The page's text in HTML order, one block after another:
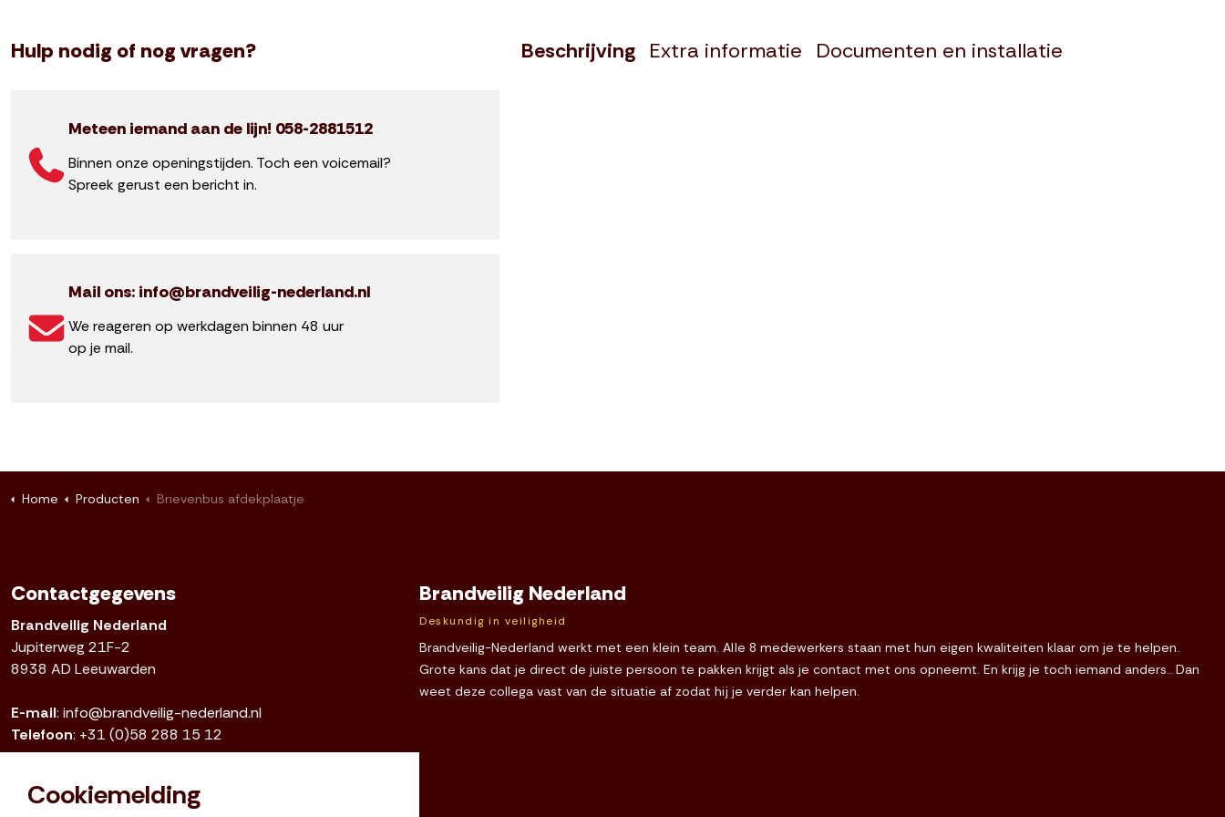
Hulp nodig of nog vragen?
Meteen iemand aan de lijn! 058-2881512
Binnen onze openingstijden. Toch een voicemail?
Spreek gerust een bericht in.
Mail ons: info@brandveilig-nederland.nl
We reageren op werkdagen binnen 48 uur
op je mail.
Beschrijving Extra informatie Documenten en installatie
Home Producten Brievenbus afdekplaatje
Contactgegevens
Brandveilig Nederland
Jupiterweg 21F-2
8938 AD Leeuwarden
E-mail:info@brandveilig-nederland.nl
Telefoon: +31 (0)58 288 15 12
Brandveilig Nederland
Deskundig in veiligheid
Brandveilig-Nederland werkt met een klein team. Alle 8 medewerkers staan met hun eigen kwaliteiten klaar om je te helpen.
Grote kans dat je direct de juiste persoon te pakken krijgt als je contact met ons opneemt. En krijg je toch iemand anders.. Dan
weet deze collega vast van de situatie af zodat hij je verder kan helpen.
Cookiemelding